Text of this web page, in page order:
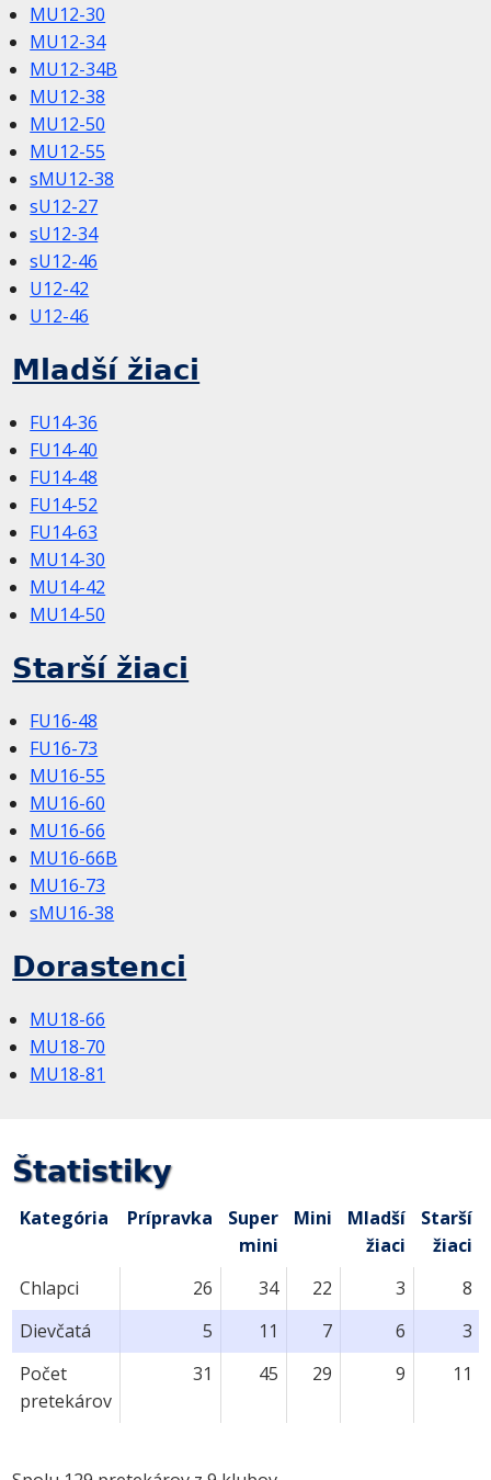
MU12-30
MU12-34
MU12-34B
MU12-38
MU12-50
MU12-55
sMU12-38
sU12-27
sU12-34
sU12-46
U12-42
U12-46
Mladší žiaci
FU14-36
FU14-40
FU14-48
FU14-52
FU14-63
MU14-30
MU14-42
MU14-50
Starší žiaci
FU16-48
FU16-73
MU16-55
MU16-60
MU16-66
MU16-66B
MU16-73
sMU16-38
Dorastenci
MU18-66
MU18-70
MU18-81
Štatistiky
Kategória Prípravka
Super
mini
Mini
Mladší
žiaci
Starší
žiaci
Chlapci 26 34 22 3
8
Dievčatá
5 11 7 6
3
Počet
pretekárov
31 45 29 9 11